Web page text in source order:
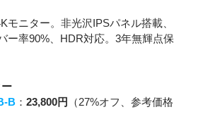
モニター。非光沢IPSパネル搭載、
ー率90%、HDR対応。3年無輝点保
B ： 23,800円
（27%オフ、参考価格